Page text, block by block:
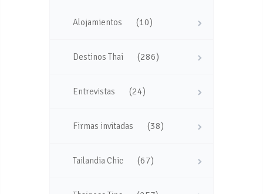
Alojamientos (10)
Destinos Thai (286)
Entrevistas (24)
Firmas invitadas (38)
Tailandia Chic (67)